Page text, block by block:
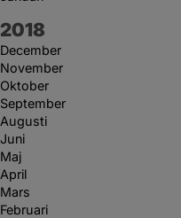
År:
2018
December
November
Oktober
September
Augusti
Juni
Maj
April
Mars
Februari